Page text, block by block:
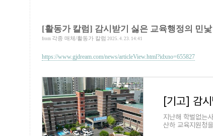
[활동가 칼럼] 감시받기 싫은 교육행정의 민낯
from 각종 매체/활동가 칼럼 2025. 4. 23. 14:41
https://www.gjdream.com/news/articleView.html?idxno=655827
지난해 학벌없는
산하 교육지원청